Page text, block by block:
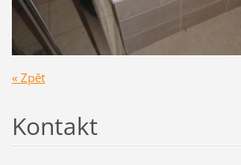
« Zpět
Kontakt